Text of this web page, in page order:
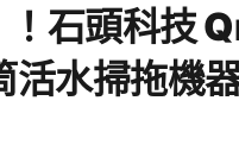
石頭科技
水掃拖機